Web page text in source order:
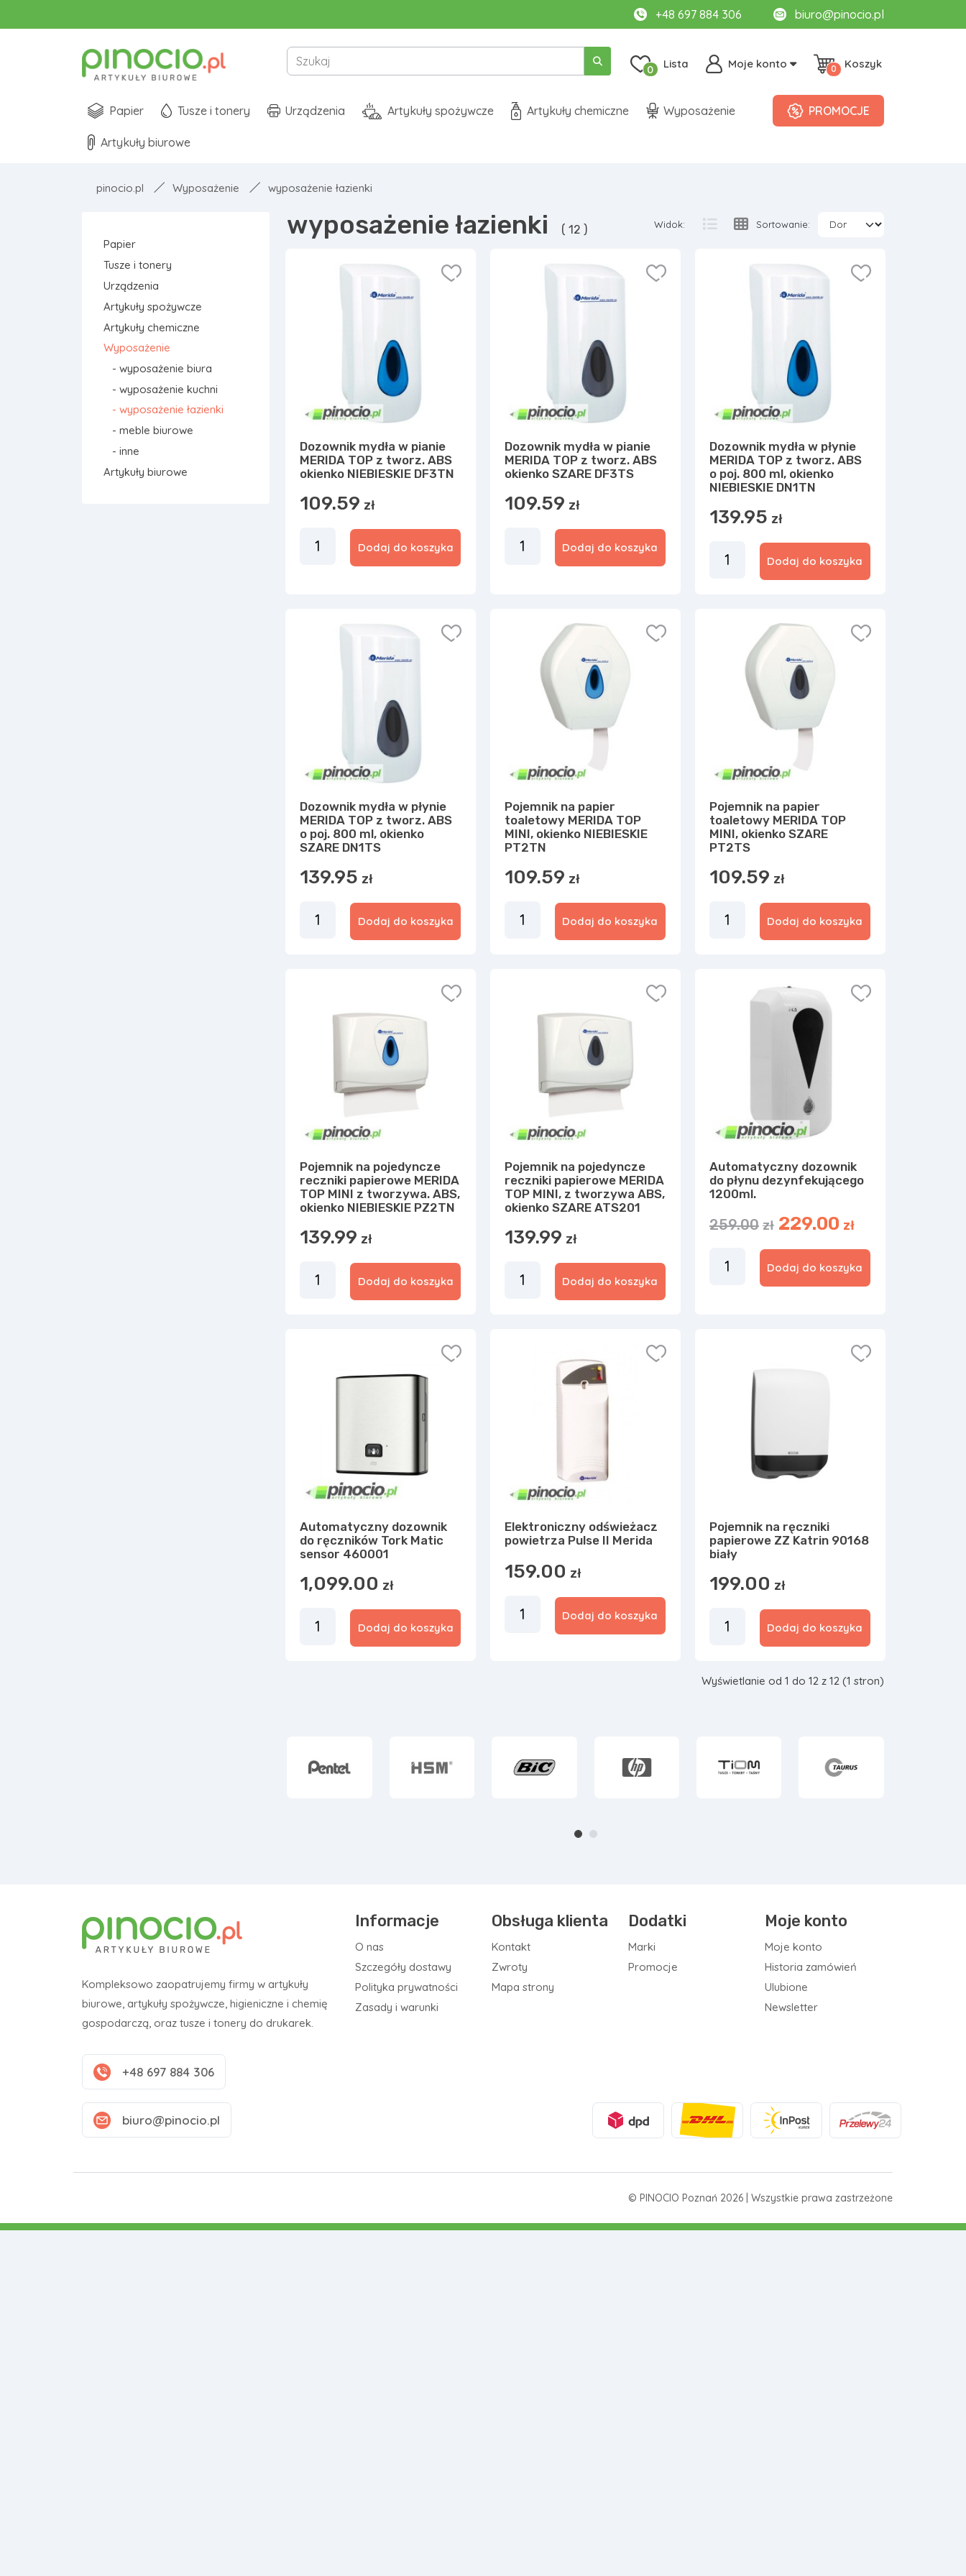
+48 697 884 306 biuro@pinocio.pl
Lista
0 Moje konto Koszyk
0
Papier Tusze i tonery Urządzenia Artykuły spożywcze Artykuły chemiczne Wyposażenie
Artykuły biurowe
PROMOCJE
pinocio.pl Wyposażenie wyposażenie łazienki
Papier
Tusze i tonery
Urządzenia
Artykuły spożywcze
Artykuły chemiczne
Wyposażenie
- wyposażenie biura
- wyposażenie kuchni
- wyposażenie łazienki
- meble biurowe
- inne
Artykuły biurowe
wyposażenie łazienki ( 12 ) Widok: Sortowanie:
Dozownik mydła w pianie
MERIDA TOP z tworz. ABS
okienko NIEBIESKIE DF3TN
109.59 zł
Dodaj do koszyka
Dozownik mydła w pianie
MERIDA TOP z tworz. ABS
okienko SZARE DF3TS
109.59 zł
Dodaj do koszyka
Dozownik mydła w płynie
MERIDA TOP z tworz. ABS
o poj. 800 ml, okienko
NIEBIESKIE DN1TN
139.95 zł
Dodaj do koszyka
Dozownik mydła w płynie
MERIDA TOP z tworz. ABS
o poj. 800 ml, okienko
SZARE DN1TS
139.95 zł
Dodaj do koszyka
Pojemnik na papier
toaletowy MERIDA TOP
MINI, okienko NIEBIESKIE
PT2TN
109.59 zł
Dodaj do koszyka
Pojemnik na papier
toaletowy MERIDA TOP
MINI, okienko SZARE
PT2TS
109.59 zł
Dodaj do koszyka
Pojemnik na pojedyncze
reczniki papierowe MERIDA
TOP MINI z tworzywa. ABS,
okienko NIEBIESKIE PZ2TN
139.99 zł
Dodaj do koszyka
Pojemnik na pojedyncze
reczniki papierowe MERIDA
TOP MINI, z tworzywa ABS,
okienko SZARE ATS201
139.99 zł
Dodaj do koszyka
Automatyczny dozownik
do płynu dezynfekującego
1200ml.
259.00 zł 229.00 zł
Dodaj do koszyka
Automatyczny dozownik
do ręczników Tork Matic
sensor 460001
1,099.00 zł
Dodaj do koszyka
Elektroniczny odświeżacz
powietrza Pulse II Merida
159.00 zł
Dodaj do koszyka
Pojemnik na ręczniki
papierowe ZZ Katrin 90168
biały
199.00 zł
Dodaj do koszyka
Wyświetlanie od 1 do 12 z 12 (1 stron)
Kompleksowo zaopatrujemy firmy w artykuły
biurowe, artykuły spożywcze, higieniczne i chemię
gospodarczą, oraz tusze i tonery do drukarek.
+48 697 884 306
biuro@pinocio.pl
Informacje
O nas
Szczegóły dostawy
Polityka prywatności
Zasady i warunki
Obsługa klienta
Kontakt
Zwroty
Mapa strony
Dodatki
Marki
Promocje
Moje konto
Moje konto
Historia zamówień
Ulubione
Newsletter
© PINOCIO Poznań 2026 | Wszystkie prawa zastrzeżone